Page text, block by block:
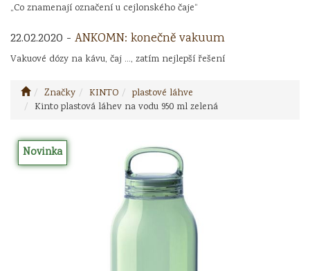
„Co znamenají označení u cejlonského čaje“
22.02.2020 - ANKOMN: konečně vakuum
Vakuové dózy na kávu, čaj ..., zatím nejlepší řešení
Značky KINTO
plastové láhve
Kinto plastová láhev na vodu 950 ml zelená
Novinka